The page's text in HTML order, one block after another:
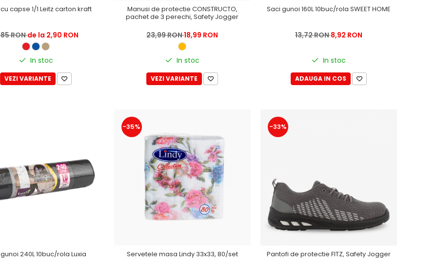
capse 1/1 Leitz carton kraft
RONde la 2,90 RON
In stoc
VEZI VARIANTE
Manusi de protectie CONSTRUCTO,
pachet de 3 perechi, Safety Jogger
23,99 RON18,99 RON
In stoc
VEZI VARIANTE
Saci gunoi 160L 10buc/rola SWEET HOME
13,72 RON8,92 RON
In stoc
ADAUGA IN COS
240L 10buc/rola Luxia
-35%
Servetele masa Lindy 33x33, 80/set
-33%
Pantofi de protectie FITZ, Safety Jogger